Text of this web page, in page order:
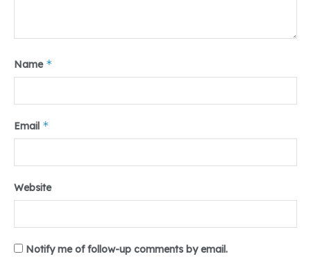
Name *
Email *
Website
Notify me of follow-up comments by email.